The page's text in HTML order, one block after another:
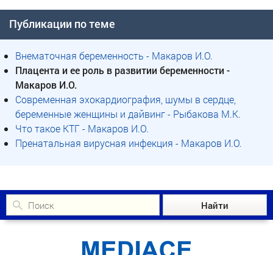
Публикации по теме
Внематочная беременность - Макаров И.О.
Плацента и ее роль в развитии беременности -
Макаров И.О.
Современная эхокардиография, шумы в сердце,
беременные женщины и дайвинг - Рыбакова М.К.
Что такое КТГ - Макаров И.О.
Пренатальная вирусная инфекция - Макаров И.О.